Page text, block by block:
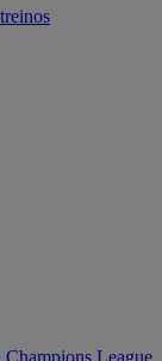
Champions League